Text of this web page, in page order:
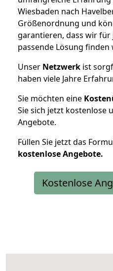
Wiesbaden nach
Größenordnung und
garantieren, dass wir für
passende Lösung finden
Unser Netzwerk ist
haben viele Jahre
Sie möchten eine
Sie sich jetzt kostenlose
Angebote.
Füllen Sie jetzt das
kostenloseAngebote.
Kostenlose